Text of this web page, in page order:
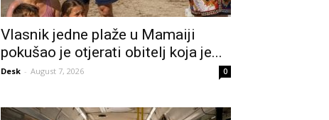
Vlasnik jedne plaže u Mamaiji
pokušao je otjerati obitelj koja je...
Desk - August 7, 2026 0